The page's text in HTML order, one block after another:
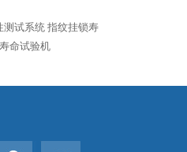
测试系统 指纹挂锁寿
命试验机